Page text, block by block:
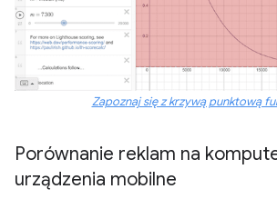
Zapoznaj się z krzywą punktową
Porównanie reklam na
urządzenia mobilne